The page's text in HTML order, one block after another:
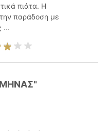
πιάτα. Η
παράδοση με
...